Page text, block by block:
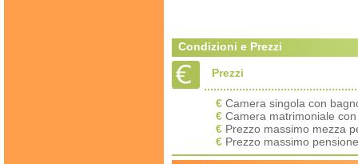
Condizioni e Prezzi
Prezzi
€ Camera singola con
€ Camera matrimoniale
€ Prezzo massimo mezza
€ Prezzo massimo